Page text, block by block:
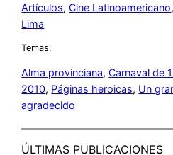
Artículos, Cine Latinoamericano
Lima
Temas:
Alma provinciana, Carnaval de
2010, Páginas heroicas, Un
agradecido
ÚLTIMAS PUBLICACIONES